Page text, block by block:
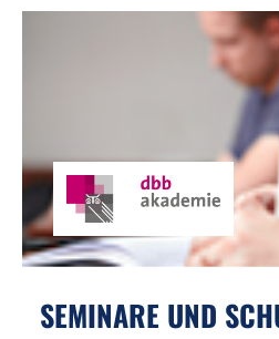
SEMINARE UND